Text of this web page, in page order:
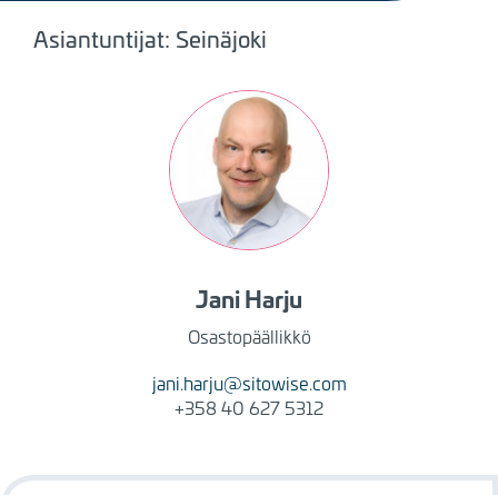
Asiantuntijat: Seinäjoki
JaniHarju
Osastopäällikkö
jani.harju@sitowise.com
+358 40 627 5312